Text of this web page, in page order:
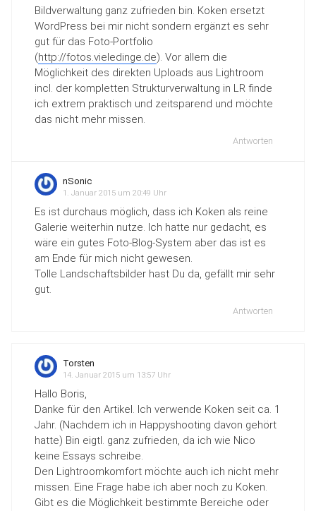
Bildverwaltung ganz zufrieden bin. Koken ersetzt
WordPress bei mir nicht sondern ergänzt es sehr
gut für das Foto-Portfolio
(http://fotos.vieledinge.de). Vor allem die
Möglichkeit des direkten Uploads aus Lightroom
incl. der kompletten Strukturverwaltung in LR finde
ich extrem praktisch und zeitsparend und möchte
das nicht mehr missen.
Antworten
nSonic
1. Januar 2015 um 20:49 Uhr
Es ist durchaus möglich, dass ich Koken als reine
Galerie weiterhin nutze. Ich hatte nur gedacht, es
wäre ein gutes Foto-Blog-System aber das ist es
am Ende für mich nicht gewesen.
Tolle Landschaftsbilder hast Du da, gefällt mir sehr
gut.
Antworten
Torsten
14. Januar 2015 um 13:57 Uhr
Hallo Boris,
Danke für den Artikel. Ich verwende Koken seit ca. 1
Jahr. (Nachdem ich in Happyshooting davon gehört
hatte) Bin eigtl. ganz zufrieden, da ich wie Nico
keine Essays schreibe.
Den Lightroomkomfort möchte auch ich nicht mehr
missen. Eine Frage habe ich aber noch zu Koken.
Gibt es die Möglichkeit bestimmte Bereiche oder